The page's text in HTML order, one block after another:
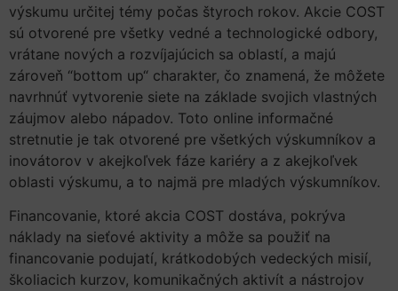
výskumu určitej témy počas štyroch rokov. Akcie COST
sú otvorené pre všetky vedné a technologické odbory,
vrátane nových a rozvíjajúcich sa oblastí, a majú
zároveň “bottom up“ charakter, čo znamená, že môžete
navrhnúť vytvorenie siete na základe svojich vlastných
záujmov alebo nápadov. Toto online informačné
stretnutie je tak otvorené pre všetkých výskumníkov a
inovátorov v akejkoľvek fáze kariéry a z akejkoľvek
oblasti výskumu, a to najmä pre mladých výskumníkov.
Financovanie, ktoré akcia COST dostáva, pokrýva
náklady na sieťové aktivity a môže sa použiť na
financovanie podujatí, krátkodobých vedeckých misií,
školiacich kurzov, komunikačných aktivít a nástrojov